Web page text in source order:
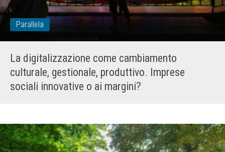
Parallela
La digitalizzazione come cambiamento
culturale, gestionale, produttivo. Imprese
sociali innovative o ai margini?